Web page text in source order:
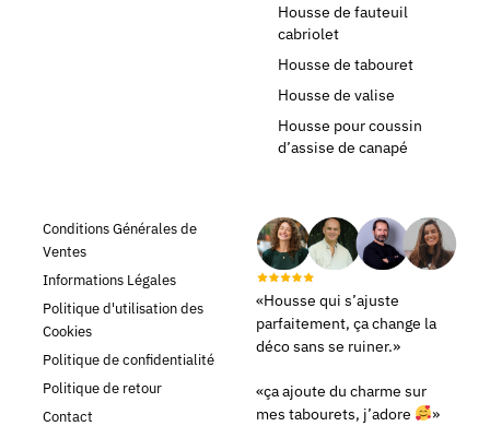
Housse de fauteuil
cabriolet
Housse de tabouret
Housse de valise
Housse pour coussin
d’assise de canapé
Conditions Générales de
Ventes
Informations Légales
Politique d'utilisation des
Cookies
Politique de confidentialité
Politique de retour
Contact
«Housse qui s’ajuste
parfaitement, ça change la
déco sans se ruiner.»
«ça ajoute du charme sur
mes tabourets, j’adore
»